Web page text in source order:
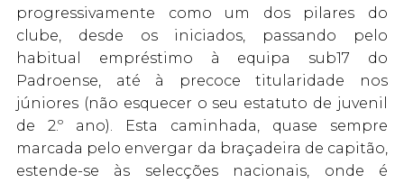
progressivamente como um dos pilares do
clube, desde os iniciados, passando pelo
habitual empréstimo à equipa sub17 do
Padroense, até à precoce titularidade nos
júniores (não esquecer o seu estatuto de juvenil
de 2.º ano). Esta caminhada, quase sempre
marcada pelo envergar da braçadeira de capitão,
estende-se às selecções nacionais, onde é